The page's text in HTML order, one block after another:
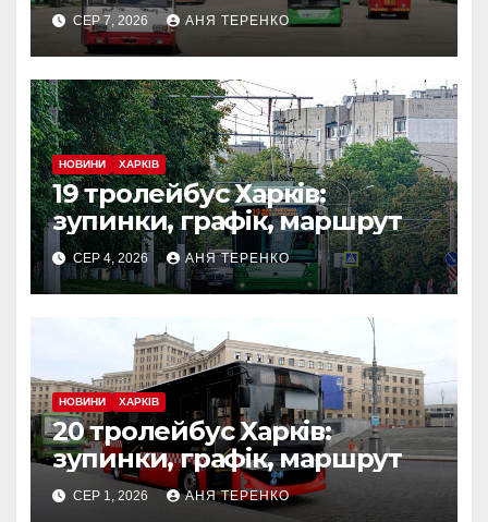
СЕР 7, 2026 АНЯ ТЕРЕНКО
НОВИНИ ХАРКІВ
19 тролейбус Харків:
зупинки, графік, маршрут
СЕР 4, 2026 АНЯ ТЕРЕНКО
НОВИНИ ХАРКІВ
20 тролейбус Харків:
зупинки, графік, маршрут
СЕР 1, 2026 АНЯ ТЕРЕНКО